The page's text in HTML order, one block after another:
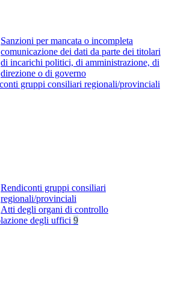
Sanzioni per mancata o incompleta
comunicazione dei dati da parte dei titolari
di incarichi politici, di amministrazione, di
direzione o di governo
gruppi consiliari regionali/provinciali
Rendiconti gruppi consiliari
regionali/provinciali
Atti degli organi di controllo
degli uffici 9